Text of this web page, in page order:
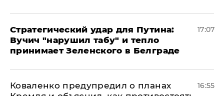
Стратегический удар для Путина:
Вучич "нарушил табу" и тепло
принимает Зеленского в Белграде
17:07
Коваленко предупредил о планах
16:55